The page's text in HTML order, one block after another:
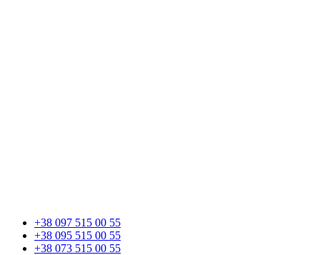
+38 097 515 00 55
+38 095 515 00 55
+38 073 515 00 55